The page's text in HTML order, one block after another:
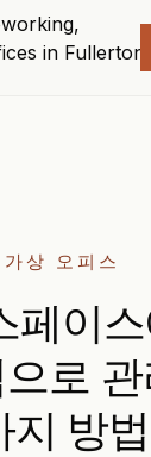
가상 오피스
페이
로
지 방법